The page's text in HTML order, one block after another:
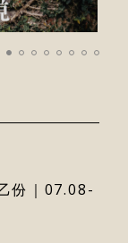
專欄
份｜07.08-